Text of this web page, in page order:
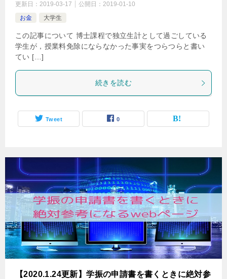
更新日： 2019-03-17 公開日： 2019-01-10
お金
大学生
この記事について 博士課程で独立生計として過ごしている
学生が，授業料免除にならなかった事実をつらつらと書い
てい […]
続きを読む
Tweet 0
【2020.1.24更新】学振の申請書を書くときに絶対参